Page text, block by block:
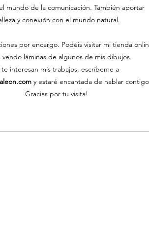
mundo de la comunicación. También aportar
y conexión con el mundo natural.
por encargo. Podéis visitar mi tienda
láminas de algunos de mis dibujos.
te interesan mis trabajos, escríbeme a
y estaré encantada de hablar
Gracias por tu visita!